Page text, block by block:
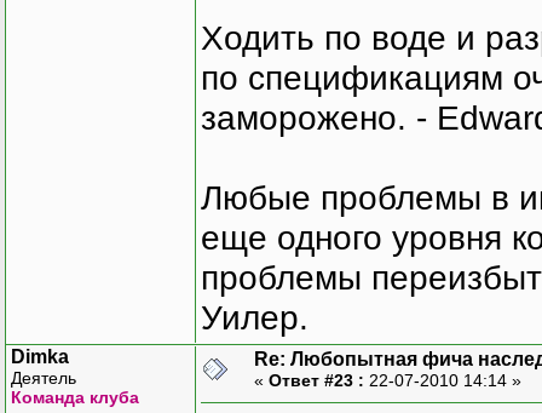
Ходить по воде и
по спецификациям
заморожено. -
Любые проблемы в
еще одного уровня
проблемы
Уилер.
Dimka
Деятель
Команда клуба
Re: Любопытная фича
« Ответ #23 : 22-07-2010 14:14 »